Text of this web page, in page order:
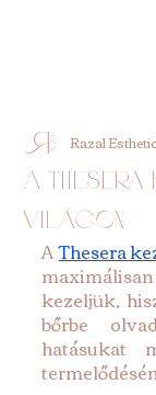
A Thesera
világon
Razal
A Thesera
kezeljük,
bőrbe
hatásukat